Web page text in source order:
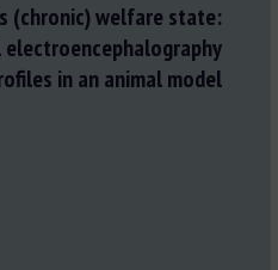
(chronic) welfare state:
in an animal model